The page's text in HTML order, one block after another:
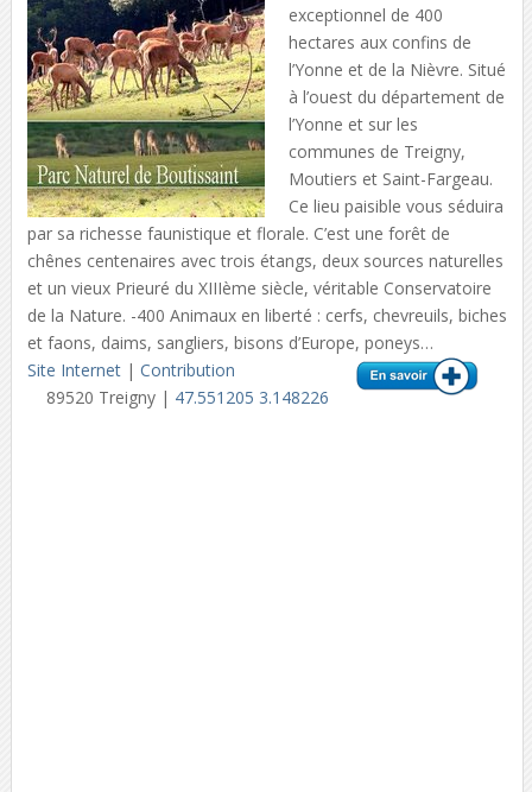
exceptionnel de 400
hectares aux confins de
l’Yonne et de la Nièvre. Situé
à l’ouest du département de
l’Yonne et sur les
communes de Treigny,
Moutiers et Saint-Fargeau.
Ce lieu paisible vous séduira
par sa richesse faunistique et florale. C’est une forêt de
chênes centenaires avec trois étangs, deux sources naturelles
et un vieux Prieuré du XIIIème siècle, véritable Conservatoire
de la Nature. -400 Animaux en liberté : cerfs, chevreuils, biches
et faons, daims, sangliers, bisons d’Europe, poneys…
Site Internet| Contribution
89520 Treigny | 47.551205 3.148226